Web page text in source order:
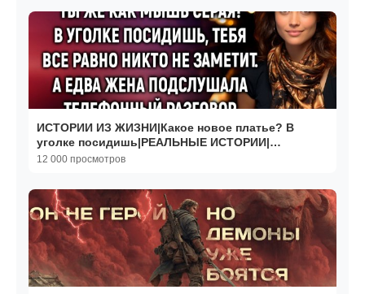
ИСТОРИИ ИЗ ЖИЗНИ|Какое новое платье? В
уголке посидишь|РЕАЛЬНЫЕ ИСТОРИИ|
ЖИЗНЕННЫЕ ИСТОРИИ
12 000 просмотров